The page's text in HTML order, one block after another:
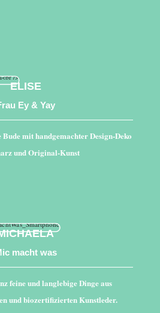
ELISE
Ey & Yay
mit handgemachter Design-Deko
und Original-Kunst
macht was
feine und langlebige Dinge aus
und biozertifizierten Kunstleder.